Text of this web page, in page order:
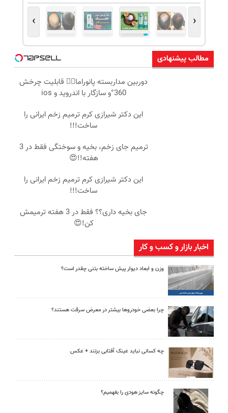
‹
›
مطالب پیشنهادی
دوربین مداربسته پانوراما👈🏻 قابلیت چرخش
360°و سازگار با اندروید و ios
این دکتر شیرازی کرم ترمیم زخم ایرانی را
ساخت!!!
ترمیم جای زخم، بخیه و سوختگی فقط در 3
هفته!!😍
این دکتر شیرازی کرم ترمیم زخم ایرانی را
ساخت!!!
جای بخیه داری؟؟ فقط در 3 هفته ترمیمش
کن!😍
اخبار بازار و کسب و کار
وزن و ابعاد دیوار پیش ساخته بتنی چقدر است؟
چرا بعضی خودروها بیشتر در معرض سرقت هستند؟
چه کسانی نباید عینک آفتابی بزنند + عکس
چگونه سایز هودی را بفهمیم؟